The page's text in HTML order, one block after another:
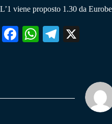
L’1 viene proposto 1.30 da
Fa W
pp
Te
m